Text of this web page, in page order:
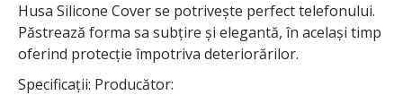
Husa Silicone Cover se potrivește perfect telefonului.
Păstrează forma sa subțire și elegantă, în același timp
oferind protecție împotriva deteriorărilor.
Specificații: Producător: